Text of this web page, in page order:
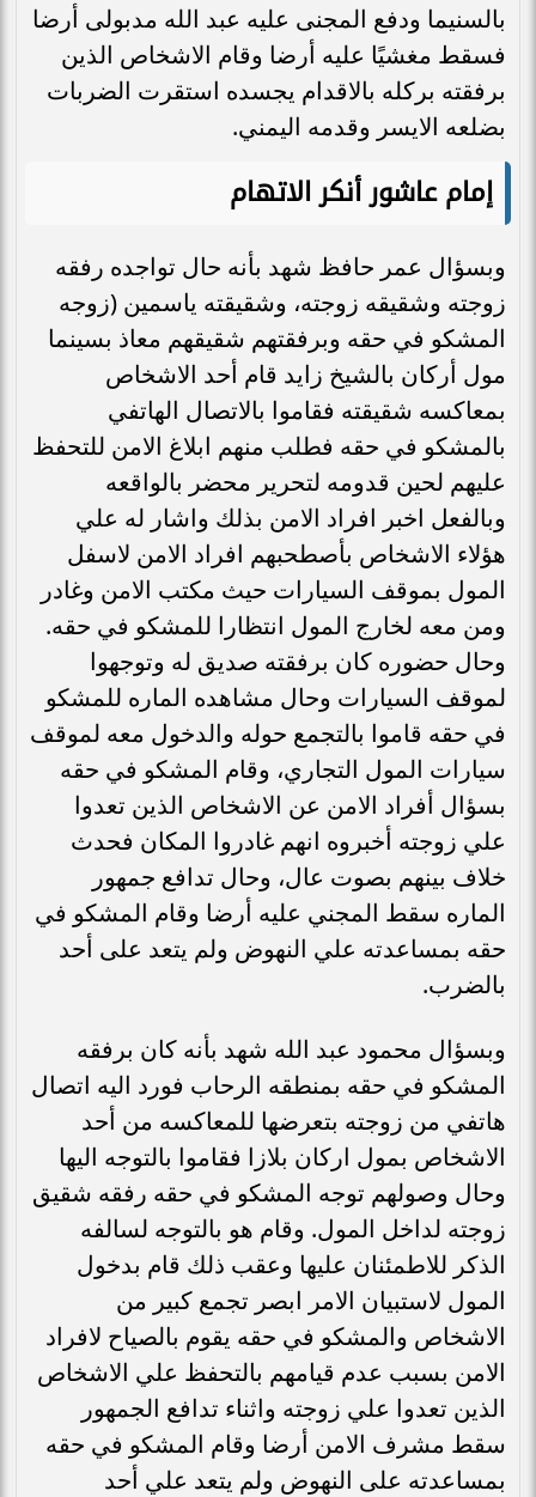
بالسنيما ودفع المجنى عليه عبد الله مدبولى أرضا
فسقط مغشيًا عليه أرضا وقام الاشخاص الذين
برفقته بركله بالاقدام يجسده استقرت الضربات
بضلعه الايسر وقدمه اليمني.
إمام عاشور أنكر الاتهام
وبسؤال عمر حافظ شهد بأنه حال تواجده رفقه
زوجته وشقيقه زوجته، وشقيقته ياسمين (زوجه
المشكو في حقه وبرفقتهم شقيقهم معاذ بسينما
مول أركان بالشيخ زايد قام أحد الاشخاص
بمعاكسه شقيقته فقاموا بالاتصال الهاتفي
بالمشكو في حقه فطلب منهم ابلاغ الامن للتحفظ
عليهم لحين قدومه لتحرير محضر بالواقعه
وبالفعل اخبر افراد الامن بذلك واشار له علي
هؤلاء الاشخاص بأصطحبهم افراد الامن لاسفل
المول بموقف السيارات حيث مكتب الامن وغادر
ومن معه لخارج المول انتظارا للمشكو في حقه.
وحال حضوره كان برفقته صديق له وتوجهوا
لموقف السيارات وحال مشاهده الماره للمشكو
في حقه قاموا بالتجمع حوله والدخول معه لموقف
سيارات المول التجاري، وقام المشكو في حقه
بسؤال أفراد الامن عن الاشخاص الذين تعدوا
علي زوجته أخبروه انهم غادروا المكان فحدث
خلاف بينهم بصوت عال، وحال تدافع جمهور
الماره سقط المجني عليه أرضا وقام المشكو في
حقه بمساعدته علي النهوض ولم يتعد على أحد
بالضرب.
وبسؤال محمود عبد الله شهد بأنه كان برفقه
المشكو في حقه بمنطقه الرحاب فورد اليه اتصال
هاتفي من زوجته بتعرضها للمعاكسه من أحد
الاشخاص بمول اركان بلازا فقاموا بالتوجه اليها
وحال وصولهم توجه المشكو في حقه رفقه شقيق
زوجته لداخل المول. وقام هو بالتوجه لسالفه
الذكر للاطمئنان عليها وعقب ذلك قام بدخول
المول لاستبيان الامر ابصر تجمع كبير من
الاشخاص والمشكو في حقه يقوم بالصياح لافراد
الامن بسبب عدم قيامهم بالتحفظ علي الاشخاص
الذين تعدوا علي زوجته واثناء تدافع الجمهور
سقط مشرف الامن أرضا وقام المشكو في حقه
بمساعدته على النهوض ولم يتعد علي أحد